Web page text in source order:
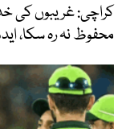
کراچی: غریبوں کی
محفوظ نہ رہ سکا،